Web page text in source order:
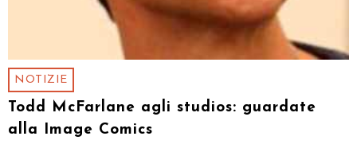
NOTIZIE
Todd McFarlane agli studios: guardate
alla Image Comics